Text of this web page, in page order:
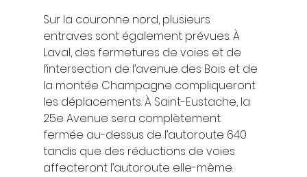
Sur la couronne nord, plusieurs
entraves sont également prévues. À
Laval, des fermetures de voies et de
l’intersection de l’avenue des Bois et de
la montée Champagne compliqueront
les déplacements. À Saint-Eustache, la
25e Avenue sera complètement
fermée au-dessus de l’autoroute 640
tandis que des réductions de voies
affecteront l’autoroute elle-même.